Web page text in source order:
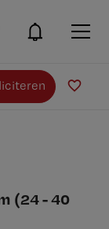
(24 - 40